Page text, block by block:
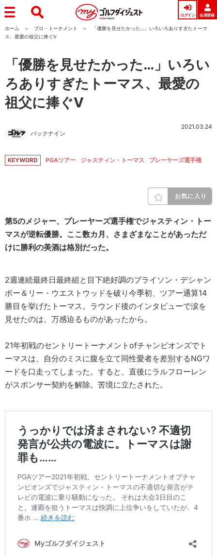
ログイン 会員登録
ホーム プロ・トーナメント
「優勝を見せたかった…」いろいろありすぎたトーマ
ス、最愛の祖父に捧ぐV
「優勝を見せたかった…」いろい
ろありすぎたトーマス、最愛の
祖父に捧ぐV
バックナイン
2021.03.24
KEYWORD PGAツアー ジャスティン・トーマス プレーヤーズ選手権
お気に入り
第5のメジャー、プレーヤーズ選手権でジャスティン・トー
マスが逆転優勝。ここ数カ月、さまざまなことがあっただ
けに勝利の美酒は格別だった。
2週連続最終日最終組と目下絶好調のブライソン・デシャン
ボー＆リー・ウエストウッドを破り今季初、ツアー通算14
勝目を挙げたトーマス。ラウンド後のインタビューで涙を
見せたのは、万感迫るものがあったから。
21年初戦のセントリートーナメントofチャンピオンズでト
ーマスは、自分のミスに腹を立て同性愛者を差別するNGワ
ードを口走ってしまった。すると、直後にラルフローレン
がスポンサー契約を解除。苦境に立たされた。